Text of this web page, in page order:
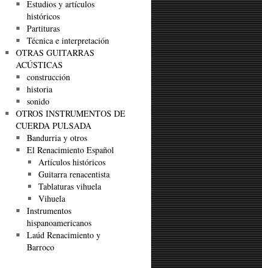
Estudios y artículos
históricos
Partituras
Técnica e interpretación
OTRAS GUITARRAS
ACÚSTICAS
construcción
historia
sonido
OTROS INSTRUMENTOS DE
CUERDA PULSADA
Bandurria y otros
El Renacimiento Español
Artículos históricos
Guitarra renacentista
Tablaturas vihuela
Vihuela
Instrumentos
hispanoamericanos
Laúd Renacimiento y
Barroco